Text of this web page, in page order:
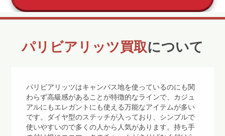
パリビアリッツ買取について
パリビアリッツはキャンバス地を使っているのにも関
わらず高級感があることが特徴的なラインで、カジュ
アルにもエレガントにも使える万能なアイテムが多い
です。ダイヤ型のステッチが入っており、シンプルで
使いやすいので多くの人から人気があります。持ち手